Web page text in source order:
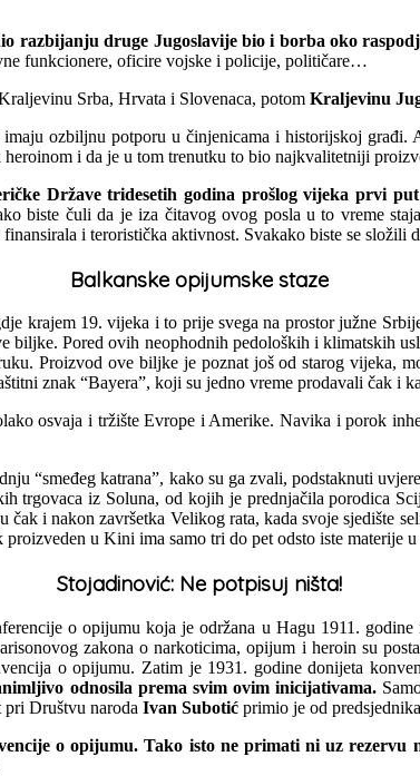
druge Jugoslavije bio i borba oko
funkcionere, oficire vojske i policije, političare…
Srba, Hrvata i Slovenaca, potom Kraljevinu
ozbiljnu potporu u činjenicama i historijskoj
i da je u tom trenutku to bio najkvalitetniji
Države tridesetih godina prošlog vijeka prvi
biste čuli da je iza čitavog ovog posla u to vreme
i teroristička aktivnost. Svakako biste se složili
Balkanske opijumske staze
krajem 19. vijeka i to prije svega na prostor južne
Pored ovih neophodnih pedoloških i klimatskih
Proizvod ove biljke je poznat još od starog vijeka,
znak “Bayera”, koji su jedno vreme prodavali čak i
osvaja i tržište Evrope i Amerike. Navika i porok
“smeđeg katrana”, kako su ga zvali, podstaknuti
trgovaca iz Soluna, od kojih je prednjačila porodica
i nakon završetka Velikog rata, kada svoje sjedište
u Kini ima samo tri do pet odsto iste materije u
Stojadinović: Ne potpisuj ništa!
o opijumu koja je održana u Hagu 1911.
zakona o narkoticima, opijum i heroin su
o opijumu. Zatim je 1931. godine donijeta
odnosila prema svim ovim inicijativama.
Društvu naroda Ivan Subotić primio je od
o opijumu. Tako isto ne primati ni uz rezervu